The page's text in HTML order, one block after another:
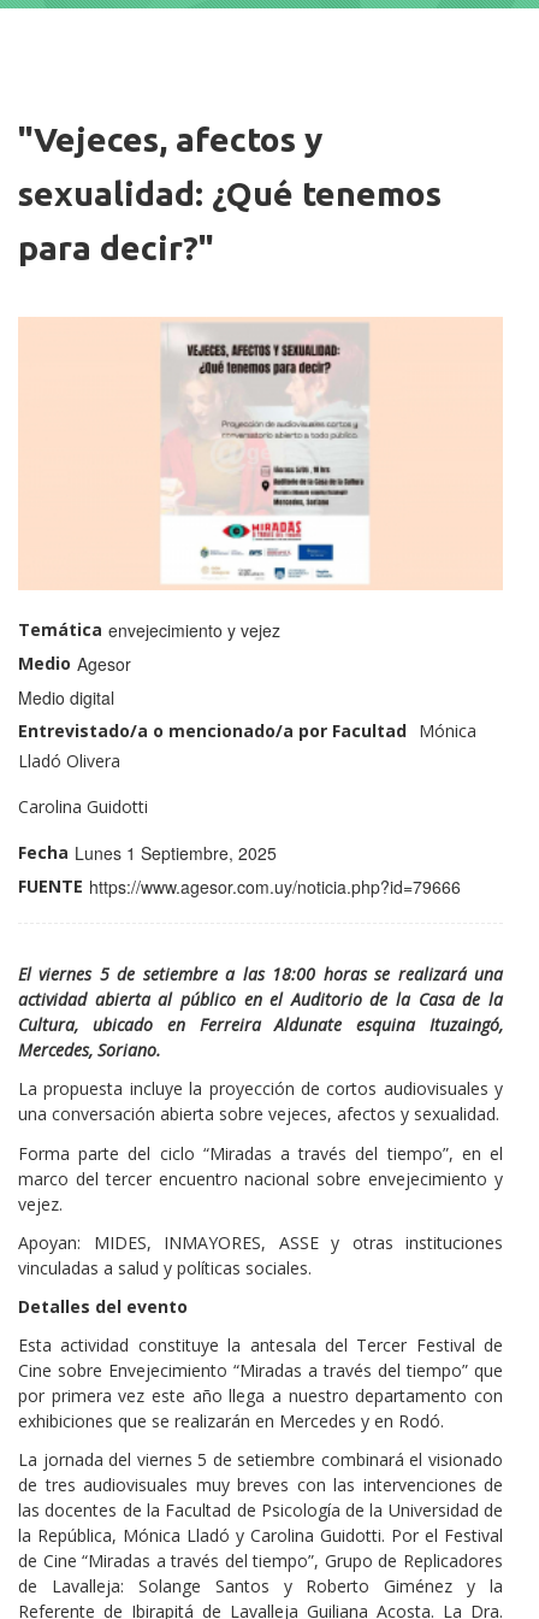
"Vejeces, afectos y
sexualidad: ¿Qué tenemos
para decir?"
Temática envejecimiento y vejez
Medio Agesor
Medio
Medio digital
Entrevistado/a o mencionado/a por Facultad
Perfil
Docentes
Nombre
y
Mónica
Lladó Olivera
Perfil
profiles
Nombre
Apellido:
Carolina Guidotti
Fecha Lunes 1 Septiembre, 2025
FUENTE https://www.agesor.com.uy/noticia.php?id=79666
El viernes 5 de setiembre a las 18:00 horas se realizará una
actividad abierta al público en el Auditorio de la Casa de la
Cultura, ubicado en Ferreira Aldunate esquina Ituzaingó,
Mercedes, Soriano.
La propuesta incluye la proyección de cortos audiovisuales y
una conversación abierta sobre vejeces, afectos y sexualidad.
Forma parte del ciclo “Miradas a través del tiempo”, en el
marco del tercer encuentro nacional sobre envejecimiento y
vejez.
Apoyan: MIDES, INMAYORES, ASSE y otras instituciones
vinculadas a salud y políticas sociales.
Detalles del evento
Esta actividad constituye la antesala del Tercer Festival de
Cine sobre Envejecimiento “Miradas a través del tiempo” que
por primera vez este año llega a nuestro departamento con
exhibiciones que se realizarán en Mercedes y en Rodó.
La jornada del viernes 5 de setiembre combinará el visionado
de tres audiovisuales muy breves con las intervenciones de
las docentes de la Facultad de Psicología de la Universidad de
la República, Mónica Lladó y Carolina Guidotti. Por el Festival
de Cine “Miradas a través del tiempo”, Grupo de Replicadores
de Lavalleja: Solange Santos y Roberto Giménez y la
Referente de Ibirapitá de Lavalleja Guiliana Acosta. La Dra.